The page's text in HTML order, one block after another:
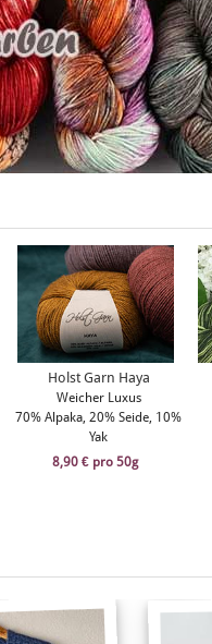
Holst Garn Haya
Weicher Luxus
70% Alpaka, 20% Seide, 10%
Yak
8,90 € pro 50g